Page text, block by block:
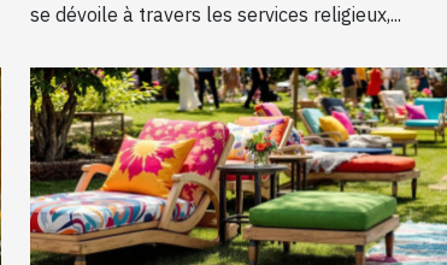
se dévoile à travers les services religieux,...